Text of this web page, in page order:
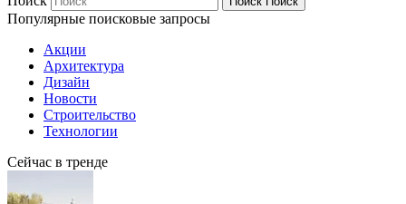
Популярные поисковые запросы
Акции
Архитектура
Дизайн
Новости
Строительство
Технологии
Сейчас в тренде